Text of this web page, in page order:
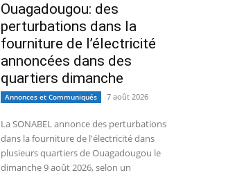
Ouagadougou: des
perturbations dans la
fourniture de l’électricité
annoncées dans des
quartiers dimanche
Annonces et Communiqués 7 août 2026
La SONABEL annonce des perturbations
dans la fourniture de l'électricité dans
plusieurs quartiers de Ouagadougou le
dimanche 9 août 2026, selon un